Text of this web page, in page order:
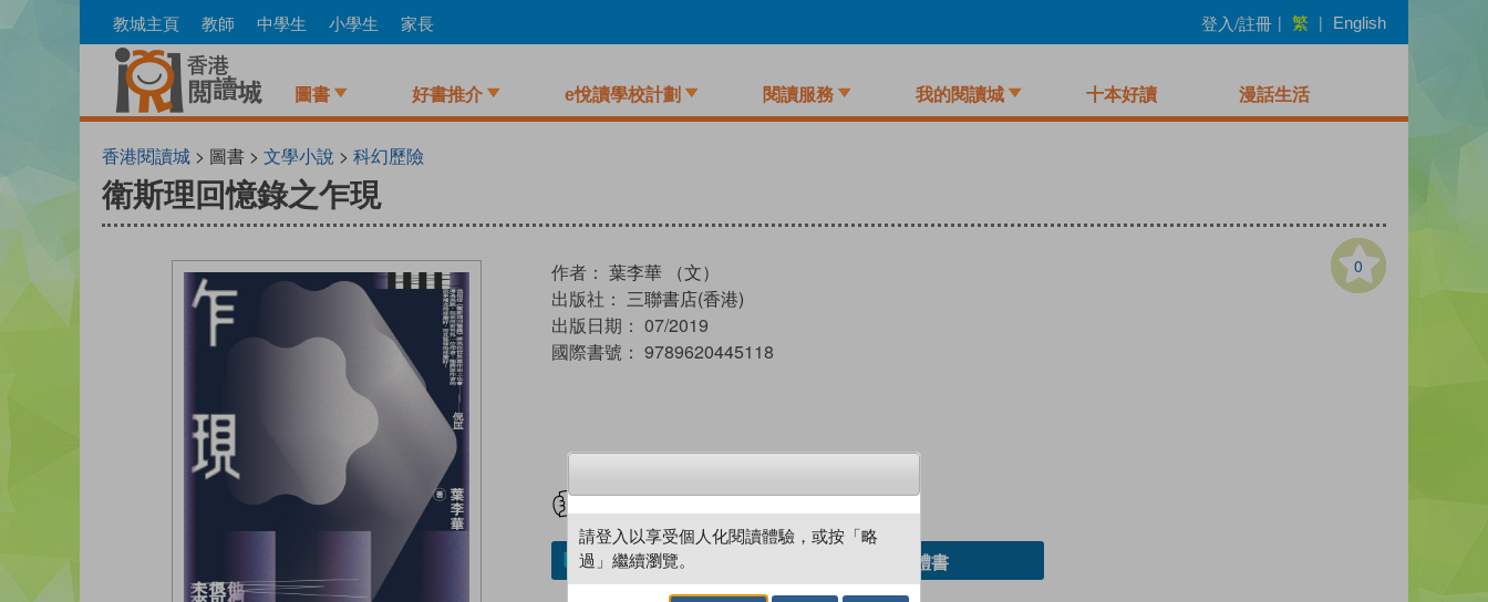
to
教城主頁 教師 中學生 小學生 家長 登入/註冊 | 繁 | English
圖書 好書推介 e悅讀學校計劃 閱讀服務 我的閱讀城 十本好讀 漫話生活
香港閱讀城 > 圖書 > 文學小說 > 科幻歷險
衛斯理回憶錄之乍現
0
作者： 葉李華 （文）
出版社： 三聯書店(香港)
出版日期： 07/2019
國際書號： 9789620445118
加入／閱讀電子書 借閱實體書
請登入以享受個人化閱讀體驗，或按「略
過」繼續瀏覽。